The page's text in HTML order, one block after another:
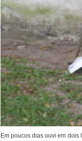
Em poucos dias ouvi em dois